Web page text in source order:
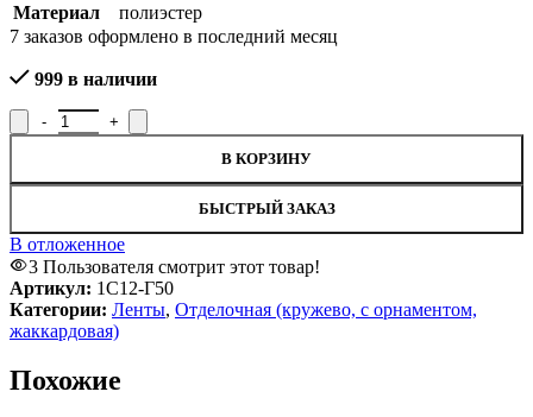
Материал
полиэстер
7 заказов оформлено в последний месяц
999 в наличии
Количество товара Тесьма отделочная вьюнчик 1С12-Г50,
В КОРЗИНУ
БЫСТРЫЙ ЗАКАЗ
В отложенное
3 Пользователя смотрит этот товар!
Артикул: 1С12-Г50
Категории: Ленты, Отделочная (кружево, с орнаментом,
жаккардовая)
Похожие